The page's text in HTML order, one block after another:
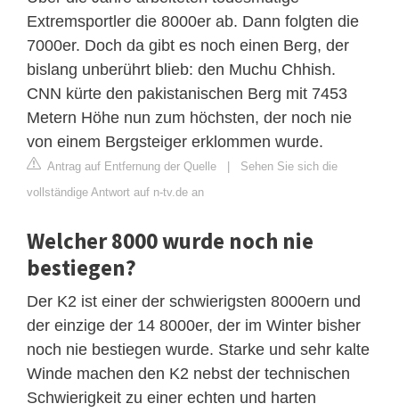
Extremsportler die 8000er ab. Dann folgten die
7000er. Doch da gibt es noch einen Berg, der
bislang unberührt blieb: den Muchu Chhish.
CNN kürte den pakistanischen Berg mit 7453
Metern Höhe nun zum höchsten, der noch nie
von einem Bergsteiger erklommen wurde.
Antrag auf Entfernung der Quelle
Sehen Sie sich die
vollständige Antwort auf n-tv.de an
Welcher 8000 wurde noch nie
bestiegen?
Der K2 ist einer der schwierigsten 8000ern und
der einzige der 14 8000er, der im Winter bisher
noch nie bestiegen wurde. Starke und sehr kalte
Winde machen den K2 nebst der technischen
Schwierigkeit zu einer echten und harten